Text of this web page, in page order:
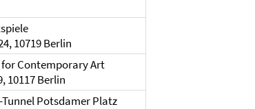
10719 Berlin
Contemporary Art
10117 Berlin
Tunnel Potsdamer Platz